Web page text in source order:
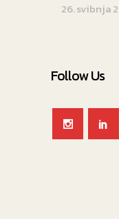
26. svibnja
Follow Us